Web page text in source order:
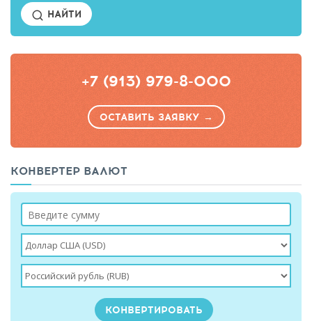
НАЙТИ
+7 (913) 979-8-000
ОСТАВИТЬ ЗАЯВКУ →
КОНВЕРТЕР ВАЛЮТ